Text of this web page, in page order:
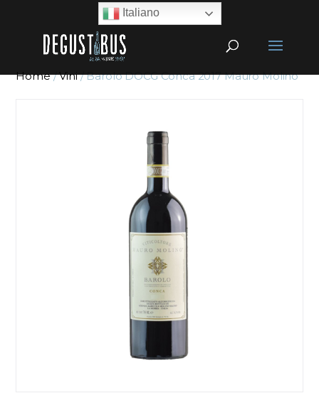
Home/Vini/ Barolo DOCG Conca 2017 Mauro Molino
Italiano